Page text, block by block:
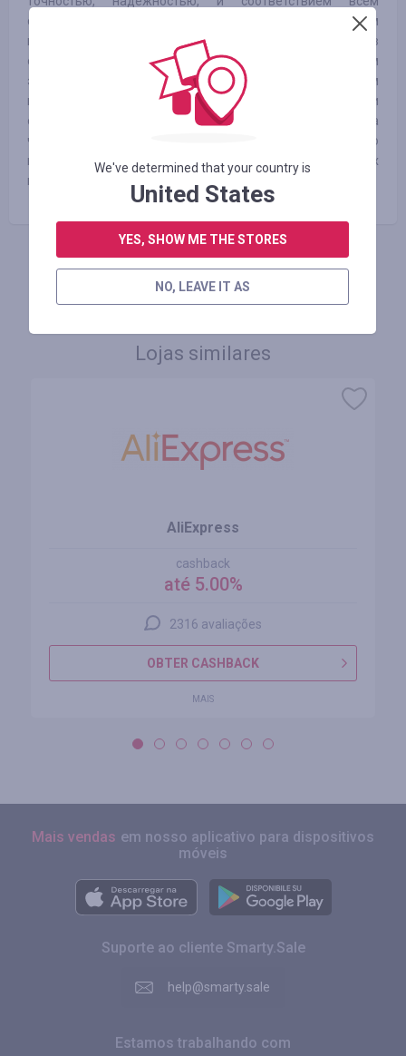
стандартам качества, предъявляемым к часовым
изделиям. Для обеспечения обслуживания в
официальном сервисном центре мы выдаем с каждым
экземпляром часов, заполненный по всем требованиям
компании Касио, гарантийный талон. Помимо гарантии
оригинальности и исключительно высокого качества
часов, мы рады предоставить каждому покупателю
широкий ассортимент мужских, женских, детских
наручных часов, будильников и настенных часов.
FAÇA LOGIN PARA DEIXAR UM COMENTÁRIO
Lojas similares
AliExpress
cashback
até 5.00%
2316 avaliações
OBTER CASHBACK
MAIS
Mais vendas em nosso aplicativo para dispositivos
móveis
Suporte ao cliente Smarty.Sale
help@smarty.sale
Estamos trabalhando com
We've determined that your country is
United States
YES, SHOW ME THE STORES
NO, LEAVE IT AS